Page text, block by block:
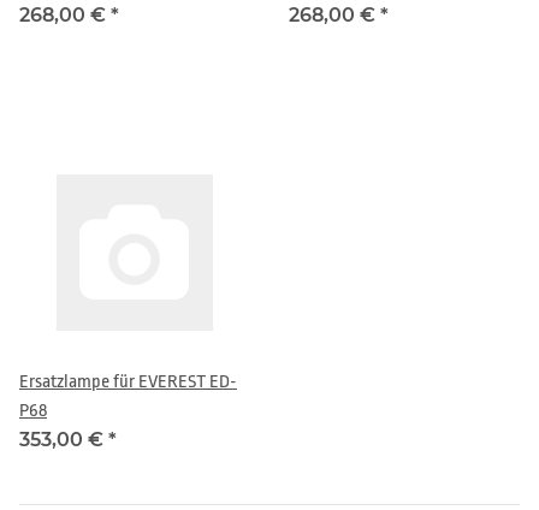
268,00 € * 268,00 € *
Ersatzlampe für EVEREST ED-
P68
353,00 € *